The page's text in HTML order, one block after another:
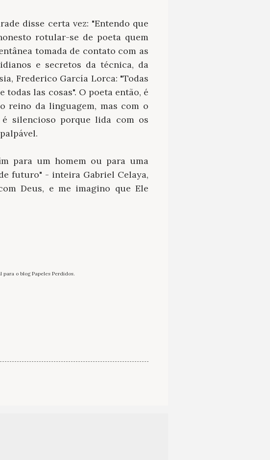
disse certa vez: "Entendo que
rotular-se de poeta quem
tomada de contato com as
e secretos da técnica, da
Frederico García Lorca: "Todas
las cosas". O poeta então, é
reino da linguagem, mas com o
silencioso porque lida com os
para um homem ou para uma
futuro" - inteira Gabriel Celaya,
Deus, e me imagino que Ele
o blog Papeles Perdidos.